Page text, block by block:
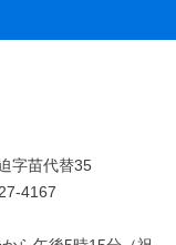
字苗代替35
4167